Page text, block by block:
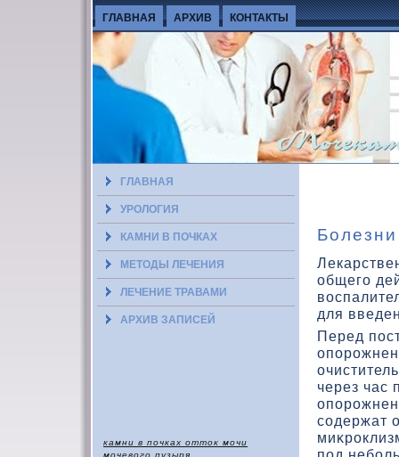
ГЛАВНАЯ АРХИВ КОНТАКТЫ
ГЛАВНАЯ
УРОЛОГИЯ
КАМНИ В ПОЧКАХ
МЕТОДЫ ЛЕЧЕНИЯ
ЛЕЧЕНИЕ ТРАВАМИ
АРХИВ ЗАПИСЕЙ
камни в почках отток мочи
мочевого пузыря
общего
для
Перед
через час
содержат